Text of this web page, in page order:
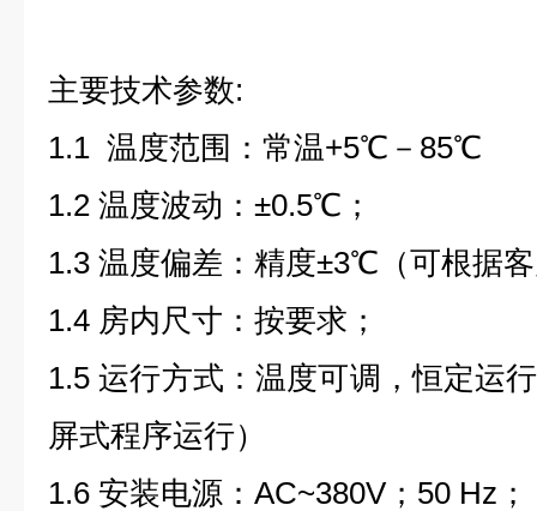
主要技术参数:
1.1 温度范围：常温+5℃－ 85℃
1.2 温度波动： ±0.5℃；
1.3 温度偏差：精度±3℃（可根据
1.4 房内尺寸：按要求；
1.5运行方式：温度可调，恒定运
屏式程序运行）
1.6 安装电源： AC~380V ； 50 Hz ；